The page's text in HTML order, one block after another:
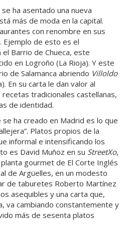
ha asentado una nueva
más de moda en la capital.
con renombre en sus
Ejemplo de esto es el
Barrio de Chueca, este
en Logroño (La Rioja). Y este
de Salamanca abriendo Villoldo
En su carta le dan valor al
tradicionales castellanas,
de identidad.
ha creado en Madrid es lo que
Platos propios de la
informal e intensificando los
es David Muñoz en su StreetXo,
gourmet de El Corte Inglés
de Argüelles, en un modesto
de taburetes Roberto Martínez
asequibles y una carta que,
va cambiando constantemente y
más de sesenta platos